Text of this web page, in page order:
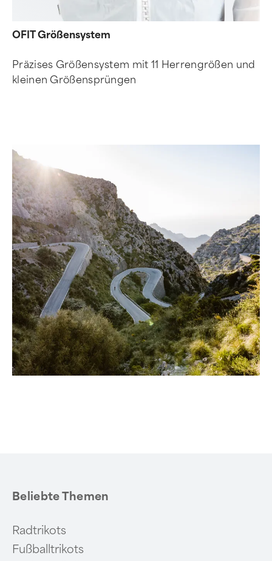
OFIT Größensystem
Präzises Größensystem mit 11 Herrengrößen und
kleinen Größensprüngen
Beliebte Themen
Radtrikots
Fußballtrikots